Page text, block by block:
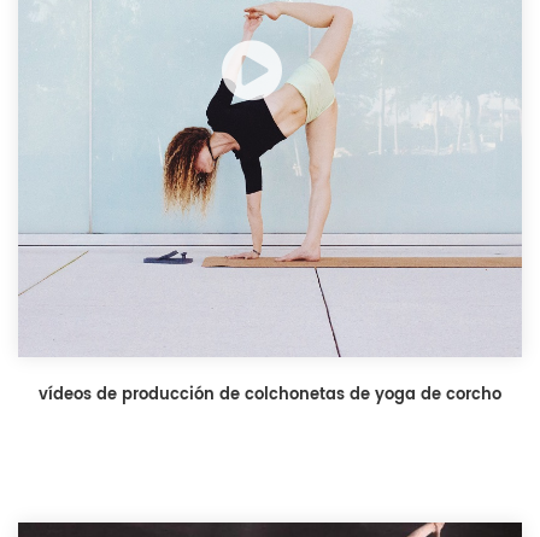
vídeos de producción de colchonetas de yoga de corcho